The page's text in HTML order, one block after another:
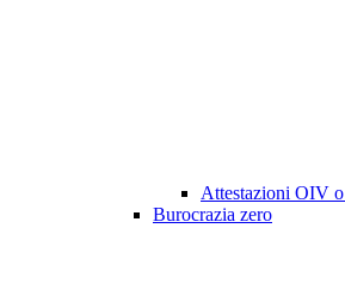
Attestazioni OIV o
Burocrazia zero